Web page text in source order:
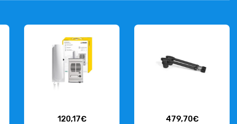
120,17€ 479,70€